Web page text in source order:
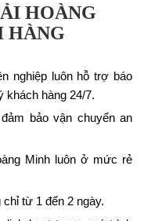
HOÀNG
HÀNG
nghiệp luôn hỗ trợ báo
khách hàng 24/7.
bảo vận chuyển an
Minh luôn ở mức rẻ
từ 1 đến 2 ngày.